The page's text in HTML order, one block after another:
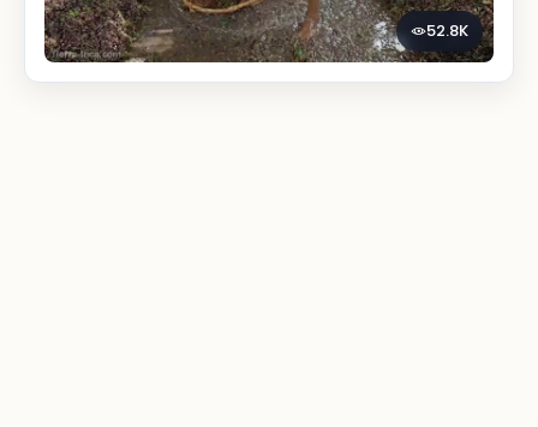
52.8K